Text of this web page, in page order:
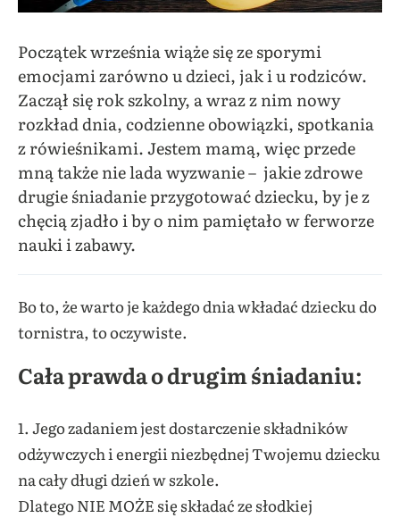
Początek września wiąże się ze sporymi
emocjami zarówno u dzieci, jak i u rodziców.
Zaczął się rok szkolny, a wraz z nim nowy
rozkład dnia, codzienne obowiązki, spotkania
z rówieśnikami. Jestem mamą, więc przede
mną także nie lada wyzwanie – jakie zdrowe
drugie śniadanie przygotować dziecku, by je z
chęcią zjadło i by o nim pamiętało w ferworze
nauki i zabawy.
Bo to, że warto je każdego dnia wkładać dziecku do
tornistra, to oczywiste.
Cała prawda o drugim śniadaniu:
1. Jego zadaniem jest dostarczenie składników
odżywczych i energii niezbędnej Twojemu dziecku
na cały długi dzień w szkole.
Dlatego NIE MOŻE się składać ze słodkiej